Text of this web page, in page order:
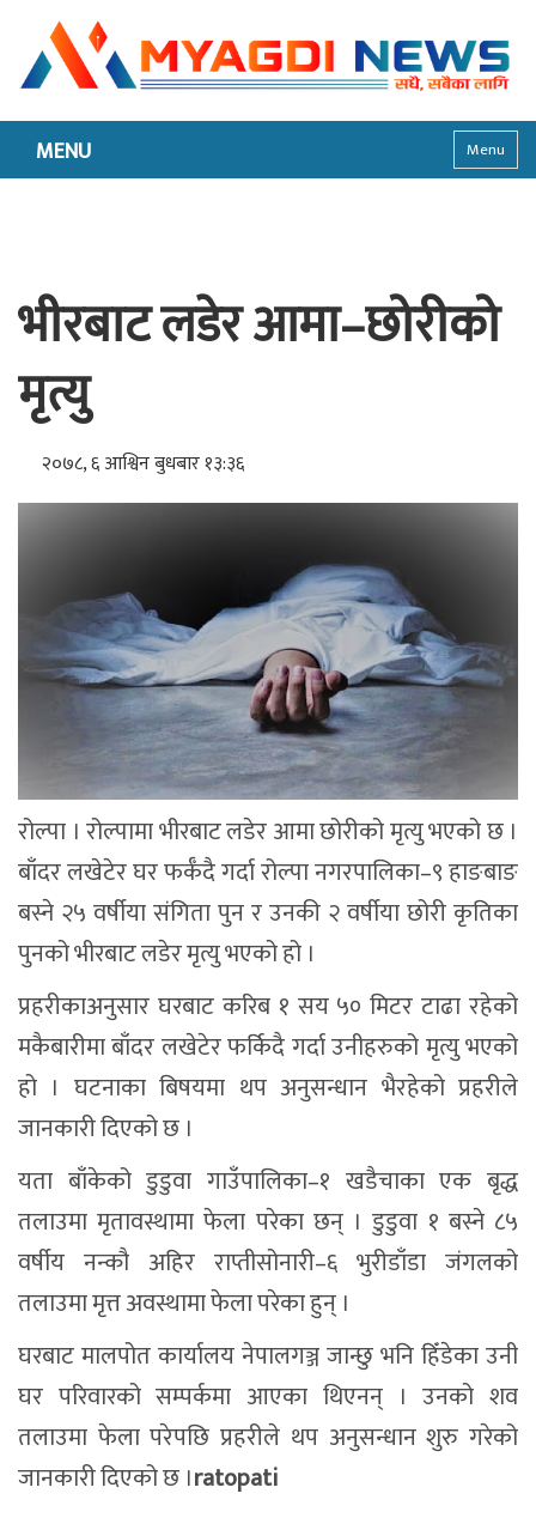
MENU Menu
भीरबाट लडेर आमा–छोरीको
मृत्यु
२०७८, ६ आश्विन बुधबार १३:३६
रोल्पा । रोल्पामा भीरबाट लडेर आमा छोरीको मृत्यु भएको छ ।
बाँदर लखेटेर घर फर्कँदै गर्दा रोल्पा नगरपालिका–९ हाङबाङ
बस्ने २५ वर्षीया संगिता पुन र उनकी २ वर्षीया छोरी कृतिका
पुनको भीरबाट लडेर मृत्यु भएको हो ।
प्रहरीकाअनुसार घरबाट करिब १ सय ५० मिटर टाढा रहेको
मकैबारीमा बाँदर लखेटेर फर्किदै गर्दा उनीहरुको मृत्यु भएको
हो । घटनाका बिषयमा थप अनुसन्धान भैरहेको प्रहरीले
जानकारी दिएको छ ।
यता बाँकेको डुडुवा गाउँपालिका–१ खडैचाका एक बृद्ध
तलाउमा मृतावस्थामा फेला परेका छन् । डुडुवा १ बस्ने ८५
वर्षीय नन्कौ अहिर राप्तीसोनारी–६ भुरीडाँडा जंगलको
तलाउमा मृत्त अवस्थामा फेला परेका हुन् ।
घरबाट मालपोत कार्यालय नेपालगञ्ज जान्छु भनि हिँडेका उनी
घर परिवारको सम्पर्कमा आएका थिएनन् । उनको शव
तलाउमा फेला परेपछि प्रहरीले थप अनुसन्धान शुरु गरेको
जानकारी दिएको छ ।ratopati